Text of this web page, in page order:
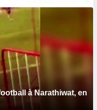
à Narathiwat, en